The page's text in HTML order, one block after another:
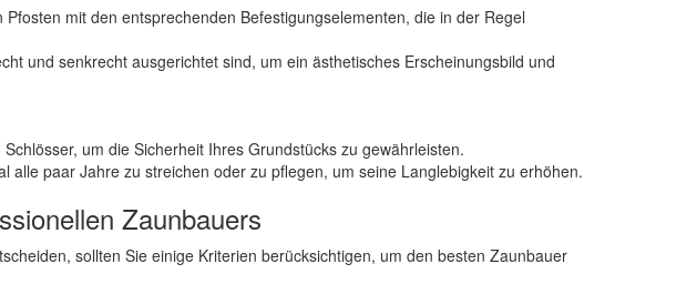
mit den entsprechenden Befestigungselementen, die in der Regel
und senkrecht ausgerichtet sind, um ein ästhetisches Erscheinungsbild und
um die Sicherheit Ihres Grundstücks zu gewährleisten.
alle paar Jahre zu streichen oder zu pflegen, um seine Langlebigkeit zu erhöhen.
Zaunbauers
sollten Sie einige Kriterien berücksichtigen, um den besten Zaunbauer